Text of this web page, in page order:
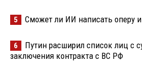
5 Сможет ли ИИ написать оперу
6
Путин расширил список лиц с
заключения контракта с ВС РФ